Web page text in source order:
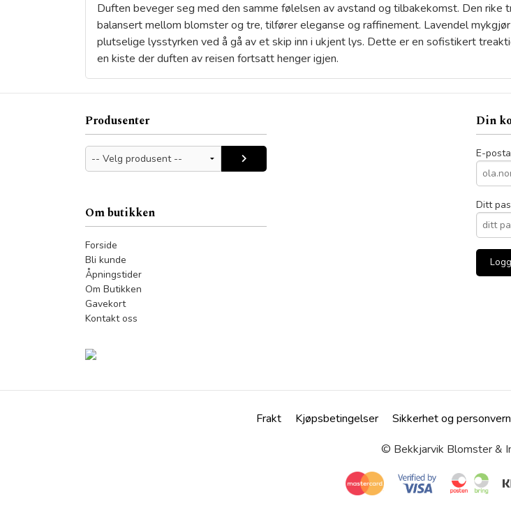
Duften beveger seg med den samme følelsen av avstand og tilbakekomst. Den
balansert mellom blomster og tre, tilfører eleganse og raffinement. Lavendel
plutselige lysstyrken ved å gå av et skip inn i ukjent lys. Dette er en sofistikert
en kiste der duften av reisen fortsatt henger igjen.
Produsenter
Om butikken
Forside
Bli kunde
Åpningstider
Om Butikken
Gavekort
Kontakt oss
Din
E-
Ditt
Frakt Kjøpsbetingelser Sikkerhet og personvern
© Bekkjarvik Blomster &